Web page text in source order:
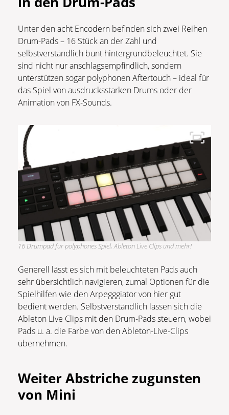
Unter den acht Encodern befinden sich zwei Reihen
Drum-Pads – 16 Stück an der Zahl und
selbstverständlich bunt hintergrundbeleuchtet. Sie
sind nicht nur anschlagsempfindlich, sondern
unterstützen sogar polyphonen Aftertouch – ideal für
das Spiel von ausdrucksstarken Drums oder der
Animation von FX-Sounds.
16 Drumpad für polyphones Spiel, Ableton Live Clips und mehr!
Generell lässt es sich mit beleuchteten Pads auch
sehr übersichtlich navigieren, zumal Optionen für die
Spielhilfen wie den Arpegggiator von hier gut
bedient werden. Selbstverständlich lassen sich die
Ableton Live Clips mit den Drum-Pads steuern, wobei
Pads u. a. die Farbe von den Ableton-Live-Clips
übernehmen.
Weiter Abstriche zugunsten
von Mini